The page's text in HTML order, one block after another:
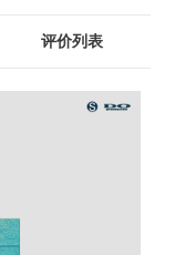
评价列表